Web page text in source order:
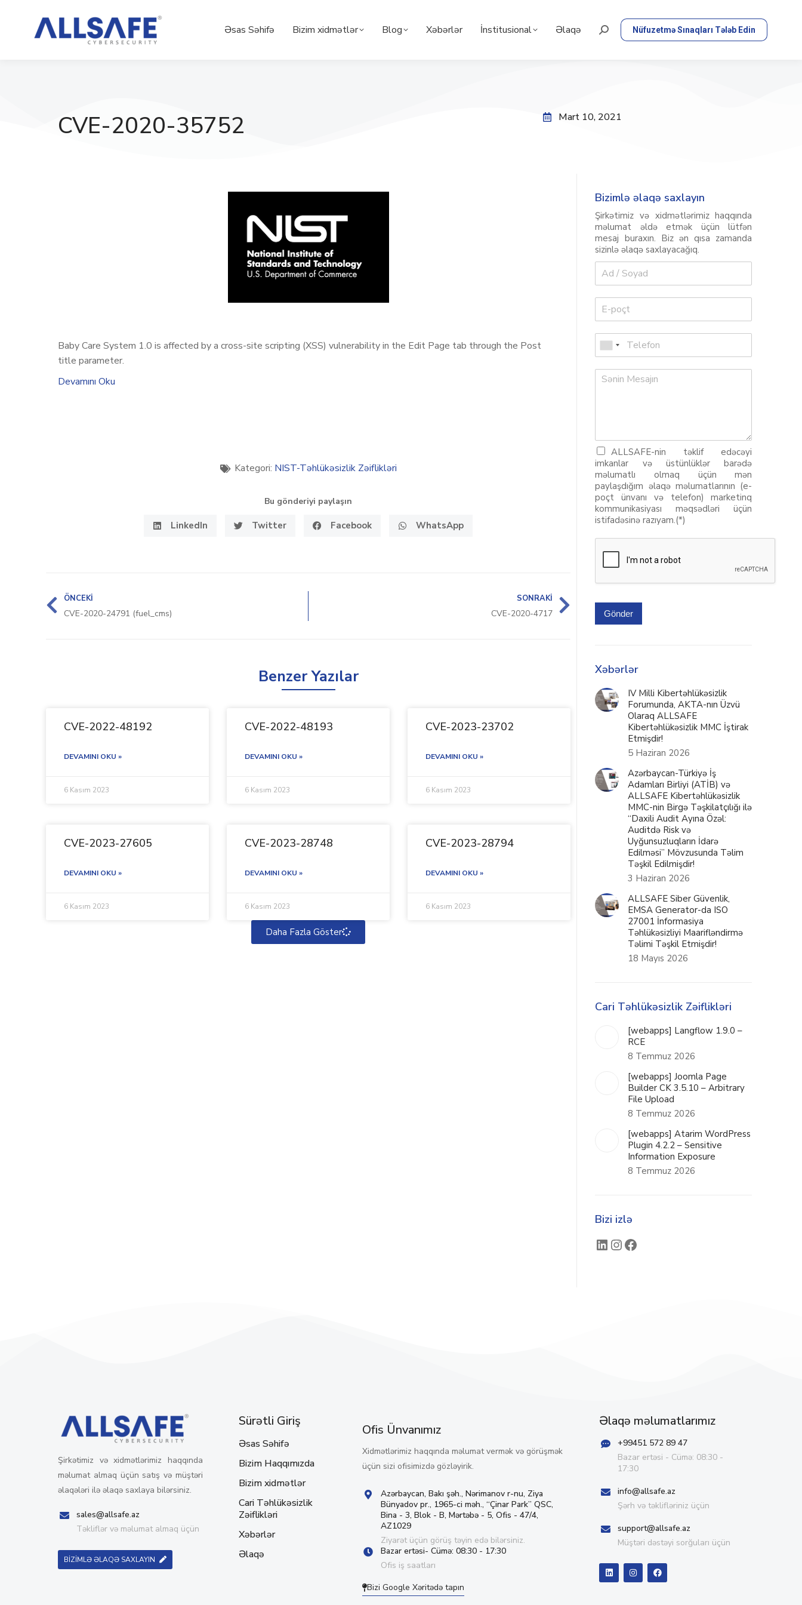
Əsas Səhifə Bizim xidmətlər Blog Xəbərlər İnstitusional Əlaqə Nüfuzetmə Sınaqları Tələb Edin
CVE-2020-35752 Mart 10, 2021
Baby Care System 1.0 is affected by a cross-site scripting (XSS) vulnerability in the Edit Page tab through the Post
title parameter.
Devamını Oku
Kategori: NIST-Təhlükəsizlik Zəiflikləri
Bu gönderiyi paylaşın
LinkedIn Twitter Facebook WhatsApp
ÖNCEKI
CVE-2020-24791 (fuel_cms)
SONRAKI
CVE-2020-4717
Benzer Yazılar
CVE-2022-48192
DEVAMINI OKU »
6 Kasım 2023
CVE-2022-48193
DEVAMINI OKU »
6 Kasım 2023
CVE-2023-23702
DEVAMINI OKU »
6 Kasım 2023
CVE-2023-27605
DEVAMINI OKU »
6 Kasım 2023
CVE-2023-28748
DEVAMINI OKU »
6 Kasım 2023
CVE-2023-28794
DEVAMINI OKU »
6 Kasım 2023
Daha Fazla Göster
Bizimlə əlaqə saxlayın
Şirkətimiz və xidmətlərimiz haqqında
məlumat əldə etmək üçün lütfən
mesaj buraxın. Biz ən qısa zamanda
sizinlə əlaqə saxlayacağıq.
ALLSAFE-nin təklif edəcəyi
imkanlar və üstünlüklər barədə
məlumatlı olmaq üçün mən
paylaşdığım əlaqə məlumatlarının (e-
poçt ünvanı və telefon) marketinq
kommunikasiyası məqsədləri üçün
istifadəsinə razıyam.(*)
Gönder
Xəbərlər
IV Milli Kibertəhlükəsizlik
Forumunda, AKTA-nın Üzvü
Olaraq ALLSAFE
Kibertəhlükəsizlik MMC İştirak
Etmişdir!
5 Haziran 2026
Azərbaycan-Türkiyə İş
Adamları Birliyi (ATİB) və
ALLSAFE Kibertəhlükəsizlik
MMC-nin Birgə Təşkilatçılığı ilə
“Daxili Audit Ayına Özəl:
Auditdə Risk və
Uyğunsuzluqların İdarə
Edilməsi” Mövzusunda Təlim
Təşkil Edilmişdir!
3 Haziran 2026
ALLSAFE Siber Güvenlik,
EMSA Generator-da ISO
27001 İnformasiya
Təhlükəsizliyi Maarifləndirmə
Təlimi Təşkil Etmişdir!
18 Mayıs 2026
Cari Təhlükəsizlik Zəiflikləri
[webapps] Langflow 1.9.0 –
RCE
8 Temmuz 2026
[webapps] Joomla Page
Builder CK 3.5.10 – Arbitrary
File Upload
8 Temmuz 2026
[webapps] Atarim WordPress
Plugin 4.2.2 – Sensitive
Information Exposure
8 Temmuz 2026
Bizi izlə
Şirkətimiz və xidmətlərimiz haqqında
məlumat almaq üçün satış və müştəri
əlaqələri ilə əlaqə saxlaya bilərsiniz.
sales@allsafe.az
Təkliflər və məlumat almaq üçün
BİZİMLƏ ƏLAQƏ SAXLAYIN
Sürətli Giriş
Əsas Səhifə
Bizim Haqqımızda
Bizim xidmətlər
Cari Təhlükəsizlik
Zəiflikləri
Xəbərlər
Əlaqə
Ofis Ünvanımız
Xidmətlərimiz haqqında məlumat vermək və görüşmək
üçün sizi ofisimizdə gözləyirik.
Azərbaycan, Bakı şəh., Nərimanov r-nu, Ziya
Bünyadov pr., 1965-ci məh., “Çinar Park” QSC,
Bina - 3, Blok - B, Mərtəbə - 5, Ofis - 47/4,
AZ1029
Ziyarət üçün görüş təyin edə bilərsiniz.
Bazar ertəsi- Cümə: 08:30 - 17:30
Ofis iş saatları
Bizi Google Xəritədə tapın
Əlaqə məlumatlarımız
+99451 572 89 47
Bazar ertəsi - Cümə: 08:30 -
17:30
info@allsafe.az
Şərh və təklifləriniz üçün
support@allsafe.az
Müştəri dəstəyi sorğuları üçün